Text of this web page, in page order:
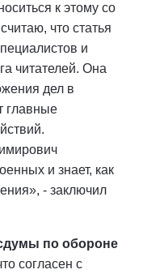
к этому со
что статья
и
читателей. Она
дел в
главные
и знает, как
- заключил
по обороне
согласен с